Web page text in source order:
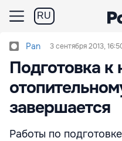
RU
Pan 3 сентября 2013,
Подготовка к
завершается
Работы по